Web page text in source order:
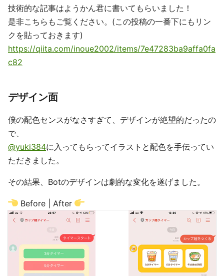
技術的な記事はようかん君に書いてもらいました！
是非こちらもご覧ください。(この投稿の一番下にもリン
クを貼っておきます)
https://qiita.com/inoue2002/items/7e47283ba9affa0fa
c82
デザイン面
僕の配色センスがなさすぎて、デザインが絶望的だったの
で、
@yuki384に入ってもらってイラストと配色を手伝ってい
ただきました。
その結果、Botのデザインは劇的な変化を遂げました。
Before | After